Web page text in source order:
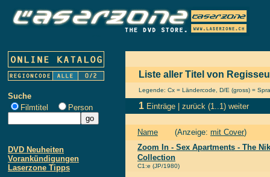
Suche
Filmtitel
Person
DVD Neuheiten
Vorankündigungen
Laserzone Tipps
Liste aller Titel von
Legende: Cx = Ländercode, D/E (gross) =
1 Einträge | zurück (1..1) weiter
Name (Anzeige: mit Cover)
Zoom In - Sex Apartments - The
Collection
C1:e (JP/1980)